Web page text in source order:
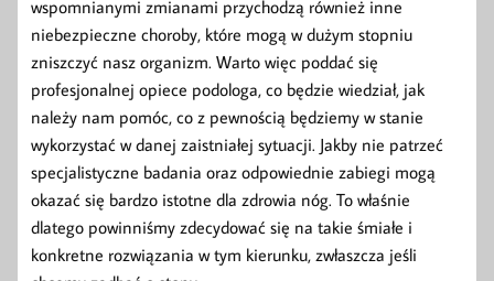
wspomnianymi zmianami przychodzą również inne
niebezpieczne choroby, które mogą w dużym stopniu
zniszczyć nasz organizm. Warto więc poddać się
profesjonalnej opiece podologa, co będzie wiedział, jak
należy nam pomóc, co z pewnością będziemy w stanie
wykorzystać w danej zaistniałej sytuacji. Jakby nie patrzeć
specjalistyczne badania oraz odpowiednie zabiegi mogą
okazać się bardzo istotne dla zdrowia nóg. To właśnie
dlatego powinniśmy zdecydować się na takie śmiałe i
konkretne rozwiązania w tym kierunku, zwłaszcza jeśli